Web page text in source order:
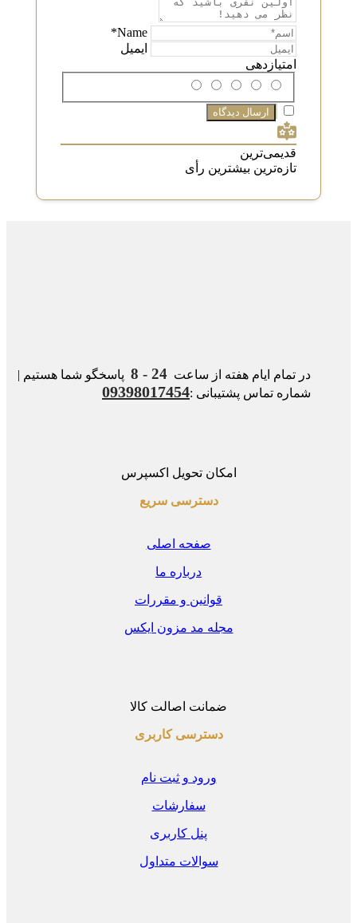
Name*
امتیازدهی
قدیمی‌ترین
تازه‌ترین بیشترین رأی
در تمام ایام هفته از ساعت24 - 8
پاسخگو شما هستیم |
شماره تماس پشتیبانی :09398017454
امکان تحویل اکسپرس
دسترسی سریع
صفحه اصلی
درباره ما
قوانین و مقررات
مجله مد مزون ایکس
ضمانت اصالت کالا
دسترسی کاربری
ورود و ثبت نام
سفارشات
پنل کاربری
سوالات متداول